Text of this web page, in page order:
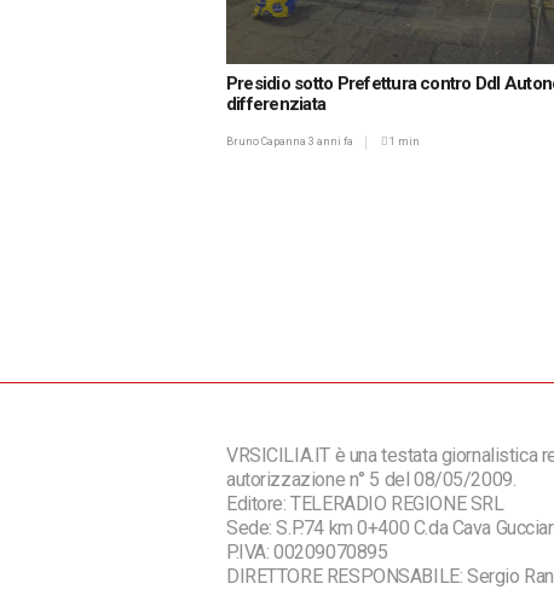
Presidio sotto Prefettura contro Ddl
differenziata
Bruno Capanna 3 anni fa 1 min
VRSICILIA.IT è una testata giornalistica
autorizzazione n° 5 del 08/05/2009.
Editore: TELERADIO REGIONE SRL
Sede: S.P.74 km 0+400 C.da Cava
P.IVA: 00209070895
DIRETTORE RESPONSABILE: Sergio